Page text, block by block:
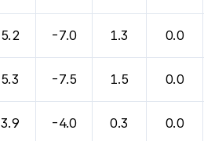
5.2 -7.0 1.3 0.0
5.3 -7.5 1.5 0.0
3.9 -4.0 0.3 0.0